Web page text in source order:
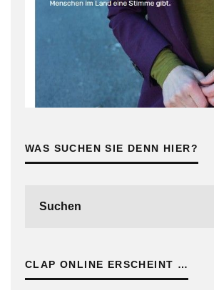
WAS SUCHEN SIE DENN HIER?
CLAP ONLINE ERSCHEINT …